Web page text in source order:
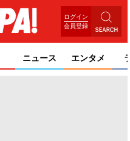
ログイン
会員登録
ニュース エンタメ